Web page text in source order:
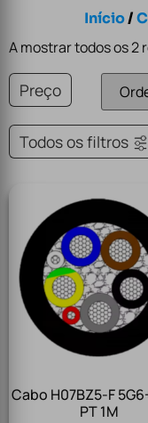
Início/
A mostrar todos os 2
Preço
Todos os filtros
Cabo H07BZ5-F
PT 1M